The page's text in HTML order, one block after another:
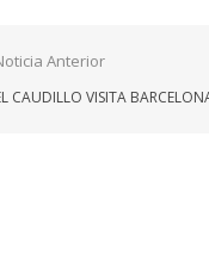
Anterior
CAUDILLO VISITA